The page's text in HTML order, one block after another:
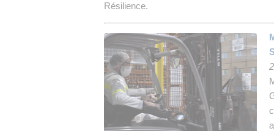
Résilience.